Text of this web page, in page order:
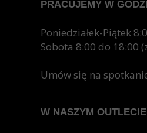
W NASZYM OUTLECIE
PRACUJEMY W
Poniedziałek-Piątek
Sobota 8:00 do 18:00
Umów się na
przyszłość. Dzięki swoim
zapewniają komfort,
chcesz cieszyć się ciepłem,
za ogrzewanie, warto